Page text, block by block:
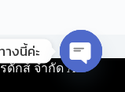
ดักส์ จำกัด All
งนี้ค่ะ